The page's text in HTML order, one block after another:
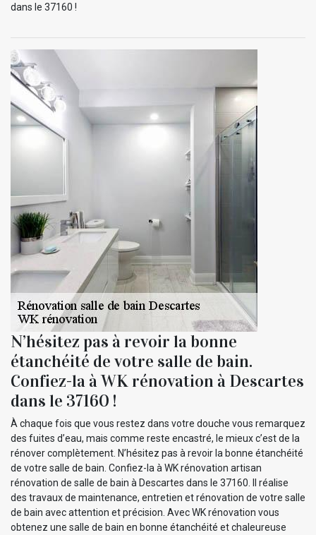
dans le 37160 !
N’hésitez pas à revoir la bonne
étanchéité de votre salle de bain.
Confiez-la à WK rénovation à Descartes
dans le 37160 !
À chaque fois que vous restez dans votre douche vous remarquez
des fuites d’eau, mais comme reste encastré, le mieux c’est de la
rénover complètement. N’hésitez pas à revoir la bonne étanchéité
de votre salle de bain. Confiez-la à WK rénovation artisan
rénovation de salle de bain à Descartes dans le 37160. Il réalise
des travaux de maintenance, entretien et rénovation de votre salle
de bain avec attention et précision. Avec WK rénovation vous
obtenez une salle de bain en bonne étanchéité et chaleureuse